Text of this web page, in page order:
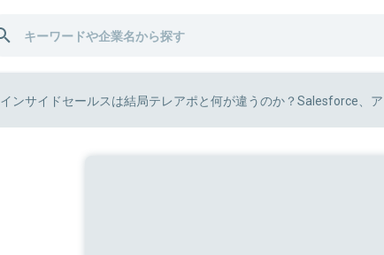
インサイドセールスは結局テレアポと何が違うのか？Salesforce、